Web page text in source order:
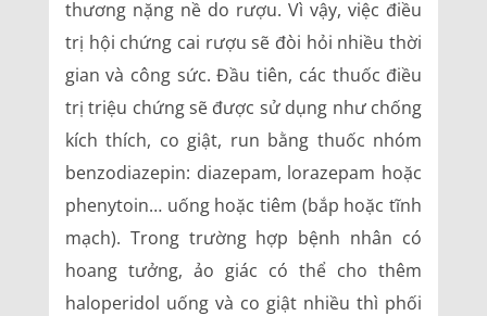
thương nặng nề do rượu. Vì vậy, việc điều
trị hội chứng cai rượu sẽ đòi hỏi nhiều thời
gian và công sức. Đầu tiên, các thuốc điều
trị triệu chứng sẽ được sử dụng như chống
kích thích, co giật, run bằng thuốc nhóm
benzodiazepin: diazepam, lorazepam hoặc
phenytoin… uống hoặc tiêm (bắp hoặc tĩnh
mạch). Trong trường hợp bệnh nhân có
hoang tưởng, ảo giác có thể cho thêm
haloperidol uống và co giật nhiều thì phối